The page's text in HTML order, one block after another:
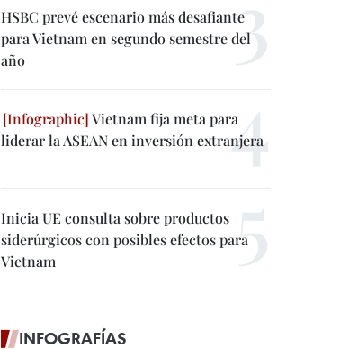
HSBC prevé escenario más desafiante
para Vietnam en segundo semestre del
año
Vietnam fija meta para
liderar la ASEAN en inversión extranjera
Inicia UE consulta sobre productos
siderúrgicos con posibles efectos para
Vietnam
INFOGRAFÍAS